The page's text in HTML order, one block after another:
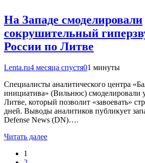
На Западе смоделировали
сокрушительный
России по Литве
Lenta.ru4 месяца спустя01 минуты
Специалисты аналитического центра
инициатива» (Вильнюс) смоделировали
Литве, который позволит «завоевать»
дней. Выводы аналитиков публикует
Defense News (DN)….
Читать далее
1